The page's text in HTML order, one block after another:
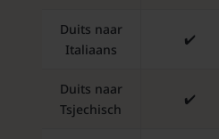
Duits naar
Italiaans
✔️
Duits naar
Tsjechisch
✔️